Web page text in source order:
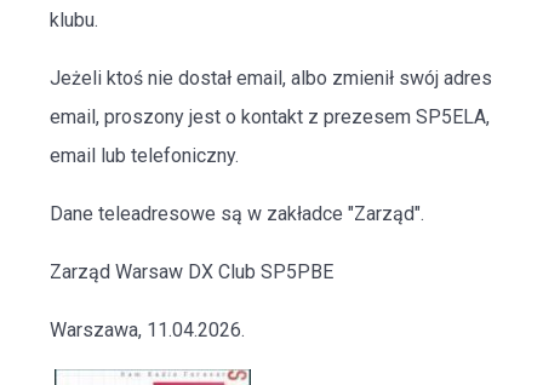
klubu.
Jeżeli ktoś nie dostał email, albo zmienił swój adres
email, proszony jest o kontakt z prezesem SP5ELA,
email lub telefoniczny.
Dane teleadresowe są w zakładce "Zarząd".
Zarząd Warsaw DX Club SP5PBE
Warszawa, 11.04.2026.